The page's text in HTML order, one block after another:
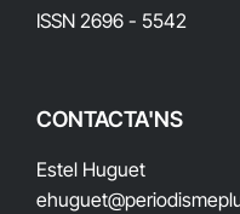
ISSN 2696 - 5542
CONTACTA'NS
Estel Huguet
ehuguet